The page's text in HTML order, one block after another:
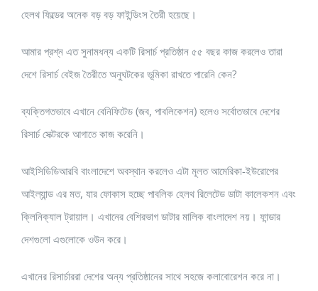
হেলথ ফিল্ডের অনেক বড় বড় ফাইন্ডিংস তৈরী হয়েছে।
আমার প্রশ্ন এত সুনামধন্য একটি রিসার্চ প্রতিষ্ঠান ৫৫ বছর কাজ করলেও তারা
দেশে রিসার্চ বেইজ তৈরীতে অনুঘটকের ভূমিকা রাখতে পারেনি কেন?
ব্যক্তিগতভাবে এখানে বেনিফিটেড (জব, পাবলিকেশন) হলেও সর্বোতভাবে দেশের
রিসার্চ সেক্টরকে আগাতে কাজ করেনি।
আইসিডিডিআরবি বাংলাদেশে অবস্থান করলেও এটা মূলত আমেরিকা-ইউরোপের
আইল্যান্ড এর মত, যার ফোকাস হচ্ছে পাবলিক হেলথ রিলেটেড ডাটা কালেকশন এবং
ক্লিনিক্যাল ট্রায়াল। এখানের বেশিরভাগ ডাটার মালিক বাংলাদেশ নয়। ফান্ডার
দেশগুলো এগুলোকে ওউন করে।
এখানের রিসার্চাররা দেশের অন্য প্রতিষ্ঠানের সাথে সহজে কলাবোরেশন করে না।